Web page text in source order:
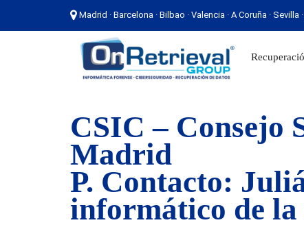
Madrid · Barcelona · Bilbao · Valencia · A Coruña ·
Madrid · Barcelona · Bilbao · Valencia · A
CSIC – Consejo
Madrid
P. Contacto:
informático de